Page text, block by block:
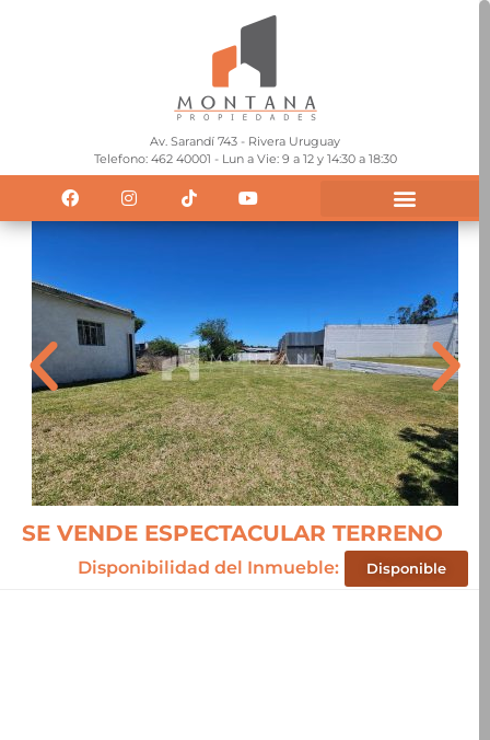
Av. Sarandí 743 - Rivera Uruguay
Telefono: 462 40001 - Lun a Vie: 9 a 12 y 14:30 a 18:30
SE VENDE ESPECTACULAR TERRENO
Disponibilidad del Inmueble: Disponible